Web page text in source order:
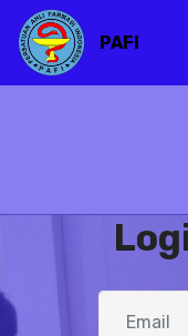
PAFI